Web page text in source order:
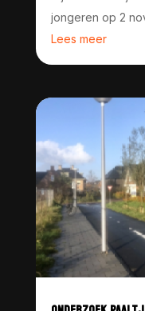
jongeren op 2
Lees meer